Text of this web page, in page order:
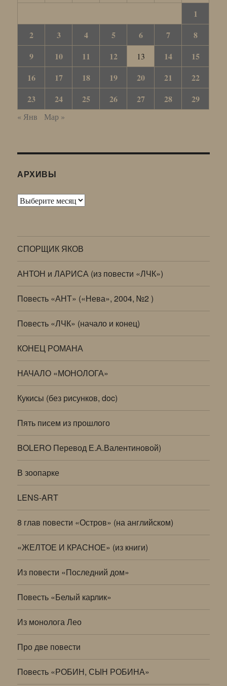
1
2
3 4 5 6 7
8
9
10 11 12 13 14
15
16
17 18 19 20 21
22
23
24 25 26 27 28 29
« Янв Мар »
АРХИВЫ
Архивы
СПОРЩИК ЯКОВ
АНТОН и ЛАРИСА (из повести «ЛЧК»)
Повесть «АНТ» («Нева», 2004, №2 )
Повесть «ЛЧК» (начало и конец)
КОНЕЦ РОМАНА
НАЧАЛО «МОНОЛОГА»
Кукисы (без рисунков, doc)
Пять писем из прошлого
BOLERO Перевод Е.А.Валентиновой)
В зоопарке
LENS-ART
8 глав повести «Остров» (на английском)
«ЖЕЛТОЕ И КРАСНОЕ» (из книги)
Из повести «Последний дом»
Повесть «Белый карлик»
Из монолога Лео
Про две повести
Повесть «РОБИН, СЫН РОБИНА»